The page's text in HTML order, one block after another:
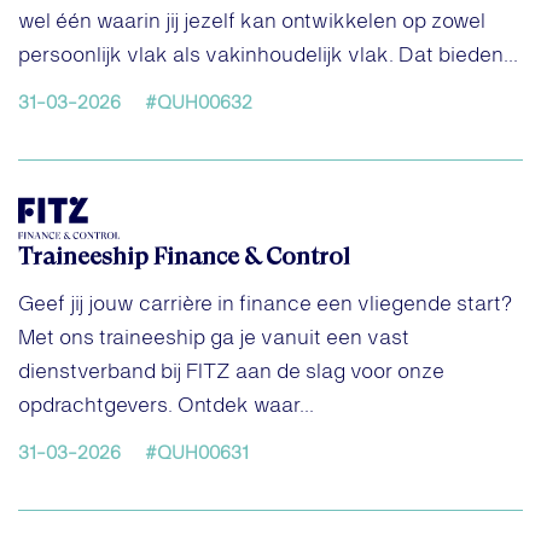
wel één waarin jij jezelf kan ontwikkelen op zowel
persoonlijk vlak als vakinhoudelijk vlak. Dat bieden...
31-03-2026 #QUH00632
Traineeship Finance & Control
Geef jij jouw carrière in finance een vliegende start?
Met ons traineeship ga je vanuit een vast
dienstverband bij FITZ aan de slag voor onze
opdrachtgevers. Ontdek waar...
31-03-2026 #QUH00631